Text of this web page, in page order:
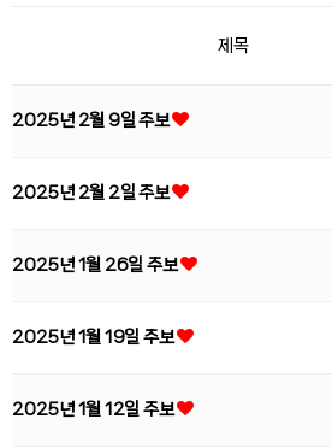
제목
2025년 2월 9일 주보
2025년 2월 2일 주보
2025년 1월 26일 주보
2025년 1월 19일 주보
2025년 1월 12일 주보